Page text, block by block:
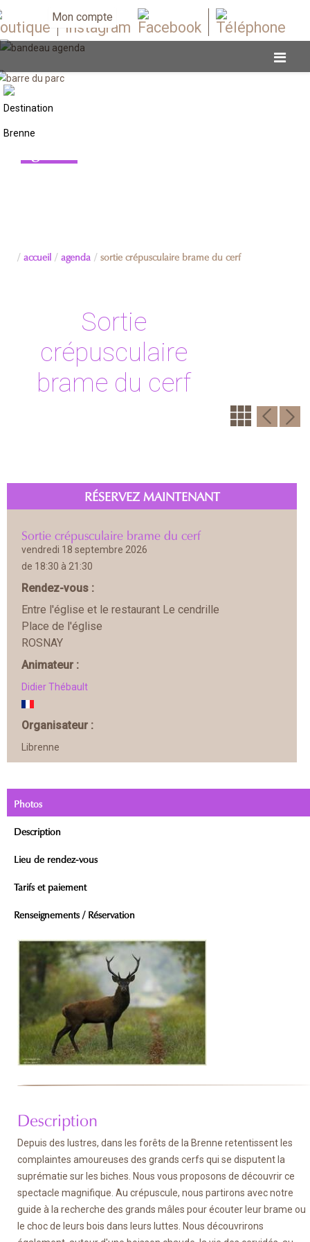
Mon compte
accueil agenda sortie crépusculaire brame du cerf
Sortie
crépusculaire
brame du cerf
RÉSERVEZ MAINTENANT
Sortie crépusculaire brame du cerf
vendredi 18 septembre 2026
de 18:30 à 21:30
Rendez-vous :
Entre l'église et le restaurant Le cendrille
Place de l'église
ROSNAY
Animateur :
Didier Thébault
Organisateur :
Librenne
Photos
Description
Lieu de rendez-vous
Tarifs et paiement
Renseignements / Réservation
Description
Depuis des lustres, dans les forêts de la Brenne retentissent les
complaintes amoureuses des grands cerfs qui se disputent la
suprématie sur les biches. Nous vous proposons de découvrir ce
spectacle magnifique. Au crépuscule, nous partirons avec notre
guide à la recherche des grands mâles pour écouter leur brame ou
le choc de leurs bois dans leurs luttes. Nous découvrirons